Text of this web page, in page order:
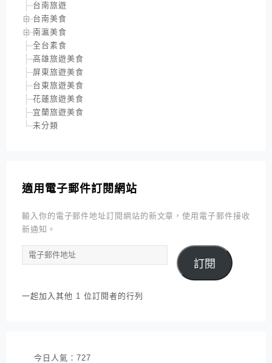
台南旅遊
台南美食
南瀛美食
全台素食
高雄旅遊美食
屏東旅遊美食
台東旅遊美食
花蓮旅遊美食
宜蘭旅遊美食
未分類
適用電子郵件訂閱網站
輸入你的電子郵件地址訂閱網站的新文章，使用電子郵件接收
新通知。
電
子
件
訂閱
一起加入其他 1 位訂閱者的行列
今日人氣： 727